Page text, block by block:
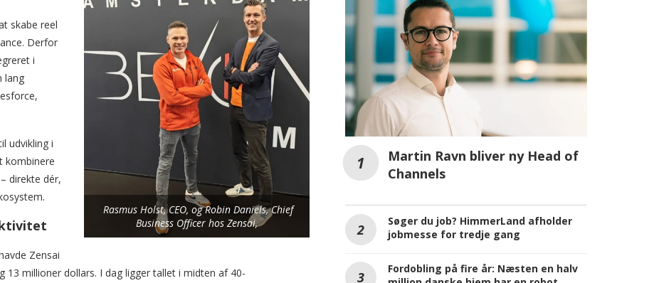
Rasmus Holst, CEO, og Robin Daniels, Chief
Business Officer hos Zensai,
skabe reel
Derfor
i
lang
udvikling i
kombinere
direkte dér,
Zensai
millioner dollars. I dag ligger tallet i midten af 40-
MEST LÆSTE PÅ IT-KANALEN.DK
Channels